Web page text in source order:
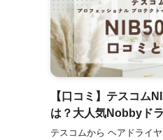
【口コミ】テスコム
は？大人気Nobbyド
テスコムから ヘアドライ